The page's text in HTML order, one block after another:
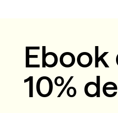
Ebook
10%